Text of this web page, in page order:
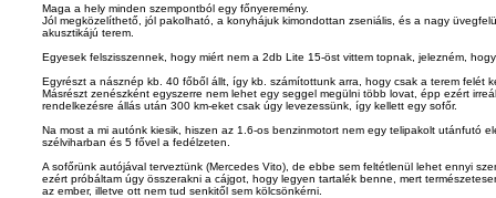
Maga a hely minden szempontból egy főnyeremény.
Jól megközelíthető, jól pakolható, a konyhájuk kimondottan zseniális, és a nagy
akusztikájú terem.
Egyesek felszisszennek, hogy miért nem a 2db Lite 15-öst vittem topnak, jelezném,
Egyrészt a násznép kb. 40 főből állt, így kb. számítottunk arra, hogy csak a terem felét
Másrészt zenészként egyszerre nem lehet egy seggel megülni több lovat, épp ezért
rendelkezésre állás után 300 km-eket csak úgy levezessünk, így kellett egy sofőr.
Na most a mi autónk kiesik, hiszen az 1.6-os benzinmotort nem egy telipakolt utánfutó
szélviharban és 5 fővel a fedélzeten.
A sofőrünk autójával terveztünk (Mercedes Vito), de ebbe sem feltétlenül lehet ennyi
ezért próbáltam úgy összerakni a cájgot, hogy legyen tartalék benne, mert
az ember, illetve ott nem tud senkitől sem kölcsönkérni.